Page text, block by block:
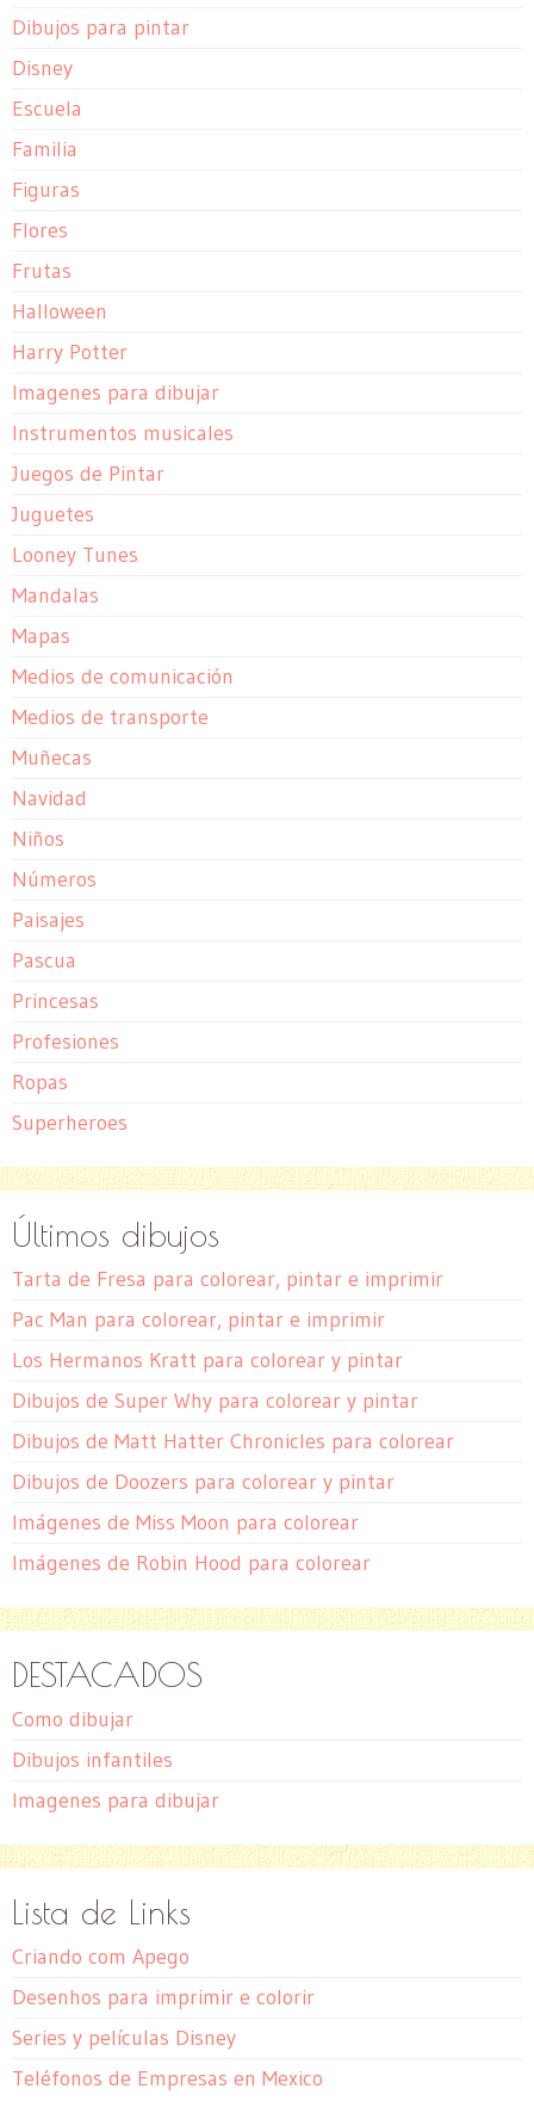
Dibujos para pintar
Disney
Escuela
Familia
Figuras
Flores
Frutas
Halloween
Harry Potter
Imagenes para dibujar
Instrumentos musicales
Juegos de Pintar
Juguetes
Looney Tunes
Mandalas
Mapas
Medios de comunicación
Medios de transporte
Muñecas
Navidad
Niños
Números
Paisajes
Pascua
Princesas
Profesiones
Ropas
Superheroes
Últimos dibujos
Tarta de Fresa para colorear, pintar e imprimir
Pac Man para colorear, pintar e imprimir
Los Hermanos Kratt para colorear y pintar
Dibujos de Super Why para colorear y pintar
Dibujos de Matt Hatter Chronicles para colorear
Dibujos de Doozers para colorear y pintar
Imágenes de Miss Moon para colorear
Imágenes de Robin Hood para colorear
DESTACADOS
Como dibujar
Dibujos infantiles
Imagenes para dibujar
Lista de Links
Criando com Apego
Desenhos para imprimir e colorir
Series y películas Disney
Teléfonos de Empresas en Mexico